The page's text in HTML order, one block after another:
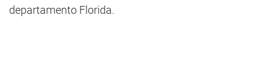
departamento Florida.